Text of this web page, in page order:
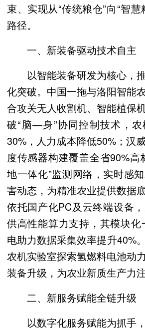
束、实现从“传统粮仓”向“智
路径。
一、新装备驱动技术自主
以智能装备研发为核心，
化突破。中国一拖与洛阳智能
合攻关无人收割机、智能植保
破“脑—身”协同控制技术，
30%，人力成本降低50%；汉
度传感器构建覆盖全省90%高
地一体化”监测网络，实时感
害动态，为精准农业提供数据
依托国产化PC及云终端设备
供高性能算力支持，其模块
电助力数据采集效率提升40%
农机实验室探索氢燃料电池动
装备升级，为农业新质生产力
二、新服务赋能全链升级
以数字化服务赋能为抓手